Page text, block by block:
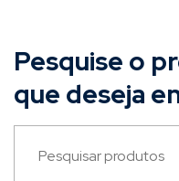
Pesquise o
que deseja